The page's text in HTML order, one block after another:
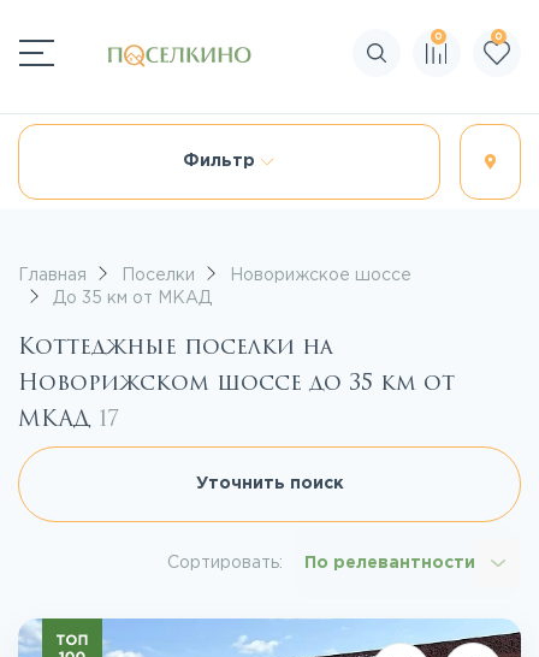
Поиск по сайту
0 0
Фильтр
Главная Поселки
Новорижское шоссе
До 35 км от МКАД
Коттеджные поселки на
Новорижском шоссе до 35 км от
МКАД 17
Уточнить поиск
Сортировать: По релевантности